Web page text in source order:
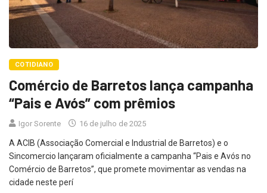
COTIDIANO
Comércio de Barretos lança campanha
“Pais e Avós” com prêmios
Igor Sorente 16 de julho de 2025
A ACIB (Associação Comercial e Industrial de Barretos) e o
Sincomercio lançaram oficialmente a campanha “Pais e Avós no
Comércio de Barretos”, que promete movimentar as vendas na
cidade neste perí